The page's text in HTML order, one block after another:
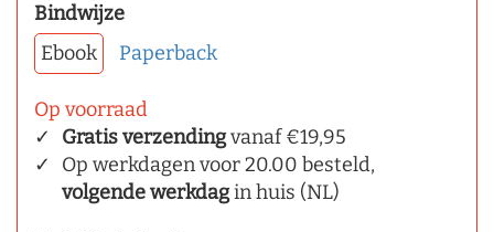
Bindwijze
Ebook
Paperback
Op voorraad
Gratis verzendingvanaf €19,95
Op werkdagen voor 20.00 besteld,
volgende werkdagin huis (NL)